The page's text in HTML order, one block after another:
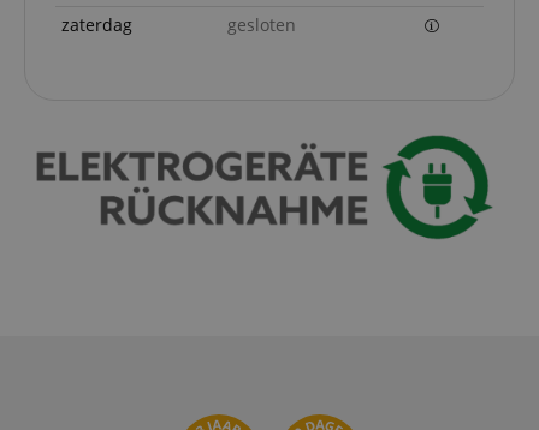
zaterdag
gesloten